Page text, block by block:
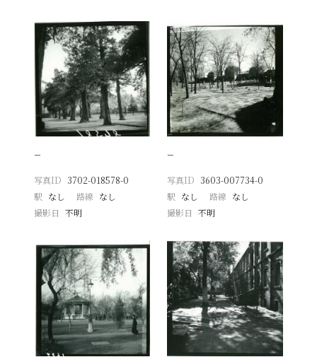
−
写真ID 3702-018578-0
駅 なし 路線 なし
撮影日
不明
−
写真ID 3603-007734-0
駅 なし 路線 なし
撮影日 不明